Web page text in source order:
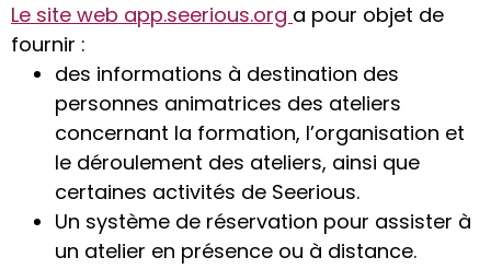
Le site web app.seerious.org a pour objet de
fournir :
des informations à destination des
personnes animatrices des ateliers
concernant la formation, l’organisation et
le déroulement des ateliers, ainsi que
certaines activités de Seerious.
Un système de réservation pour assister à
un atelier en présence ou à distance.